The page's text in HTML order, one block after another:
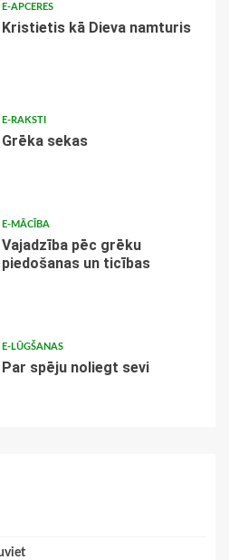
E-APCERES
Kristietis kā Dieva namturis
E-RAKSTI
Grēka sekas
E-MĀCĪBA
Vajadzība pēc grēku
piedošanas un ticības
E-LŪGŠANAS
Par spēju noliegt sevi